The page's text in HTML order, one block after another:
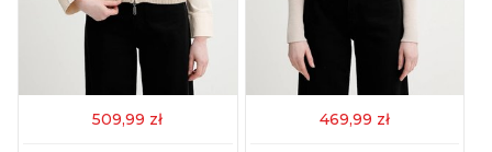
509,99 zł 469,99 zł